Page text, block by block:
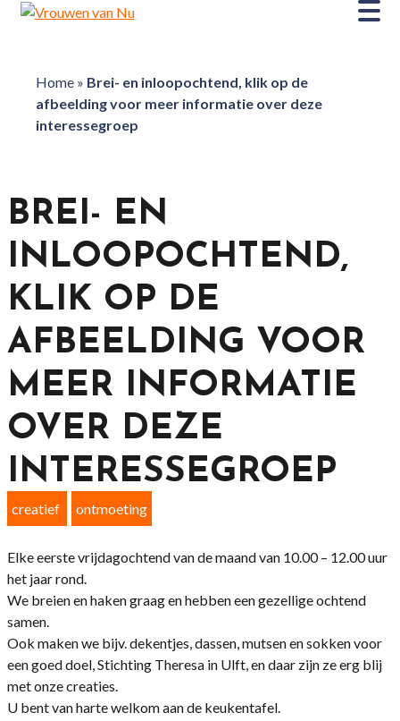
Home» Brei- en inloopochtend, klik op de
afbeelding voor meer informatie over deze
interessegroep
BREI- EN
INLOOPOCHTEND,
KLIK OP DE
AFBEELDING VOOR
MEER INFORMATIE
OVER DEZE
INTERESSEGROEP
creatief ontmoeting
Elke eerste vrijdagochtend van de maand van 10.00 – 12.00 uur
het jaar rond.
We breien en haken graag en hebben een gezellige ochtend
samen.
Ook maken we bijv. dekentjes, dassen, mutsen en sokken voor
een goed doel, Stichting Theresa in Ulft, en daar zijn ze erg blij
met onze creaties.
U bent van harte welkom aan de keukentafel.